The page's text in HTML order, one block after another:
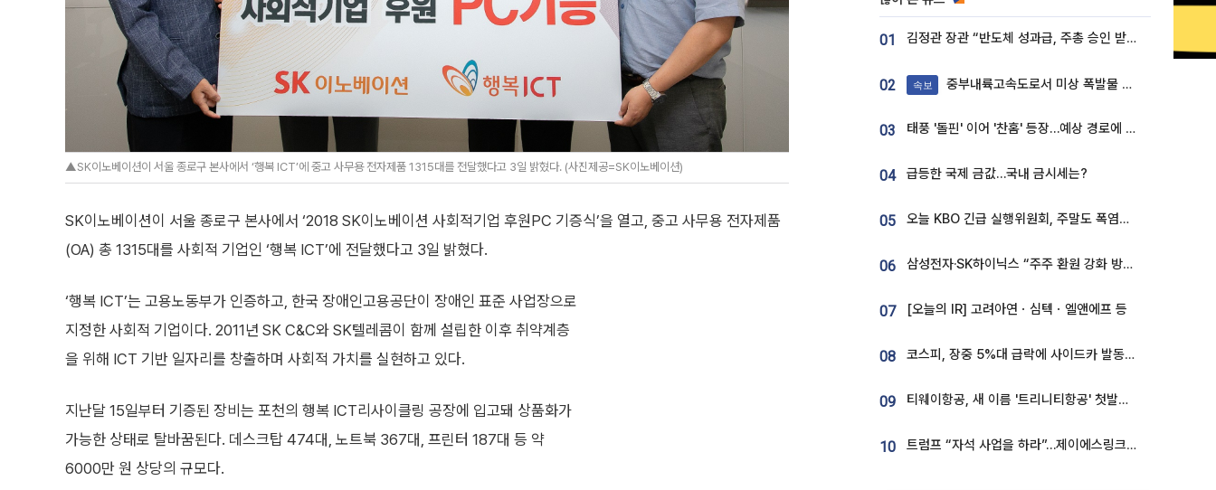
▲SK이노베이션이 서울 종로구 본사에서 ‘행복 ICT’에 중고 사무용 전자제품 1315대를 전달했다고 3일 밝혔다. (사진제공=SK이노베이션)
SK이노베이션이 서울 종로구 본사에서 ‘2018 SK이노베이션 사회적기업 후원PC 기증식’을 열고, 중고 사무용 전자제품
(OA) 총 1315대를 사회적 기업인 ‘행복 ICT’에 전달했다고 3일 밝혔다.
‘행복 ICT’는 고용노동부가 인증하고, 한국 장애인고용공단이 장애인 표준 사업장으로
지정한 사회적 기업이다. 2011년 SK C&C와 SK텔레콤이 함께 설립한 이후 취약계층
을 위해 ICT 기반 일자리를 창출하며 사회적 가치를 실현하고 있다.
지난달 15일부터 기증된 장비는 포천의 행복 ICT리사이클링 공장에 입고돼 상품화가
가능한 상태로 탈바꿈된다. 데스크탑 474대, 노트북 367대, 프린터 187대 등 약
6000만 원 상당의 규모다.
01 김정관 장관 “반도체 성과급, 주총 승인 받도록”…상법·자본시장법 개정 시사
02 속보 중부내륙고속도로서 미상 폭발물 발견
03 태풍 '돌핀' 이어 '찬홈' 등장…예상 경로에 한국 '한숨'
04 급등한 국제 금값…국내 금시세는?
05 오늘 KBO 긴급 실행위원회, 주말도 폭염취소 될까
06 삼성전자·SK하이닉스 “주주 환원 강화 방안 마련”
07 [오늘의 IR] 고려아연ㆍ심텍ㆍ엘앤에프 등
08 코스피, 장중 5%대 급락에 사이드카 발동…삼성·SK 동반 폭락
09 티웨이항공, 새 이름 '트리니티항공' 첫발…SSC 전략 본격화
10 트럼프 “자석 사업을 하라”…제이에스링크, 비중국 영구자석 공급망 구축 속도